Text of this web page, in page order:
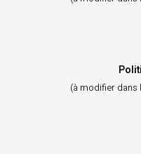
(à modifier dans